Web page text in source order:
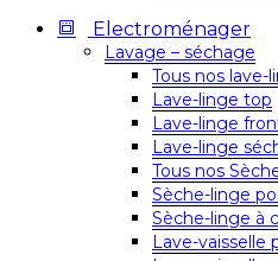
Electroménager
Lavage – séchage
Tous nos lave-
Lave-linge top
Lave-linge
Lave-linge
Tous nos
Sèche-linge
Sèche-linge à
Lave-vaisselle